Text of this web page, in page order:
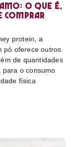
o que é,
comprar
protein, a
pó oferece outros
de quantidades
para o consumo
física